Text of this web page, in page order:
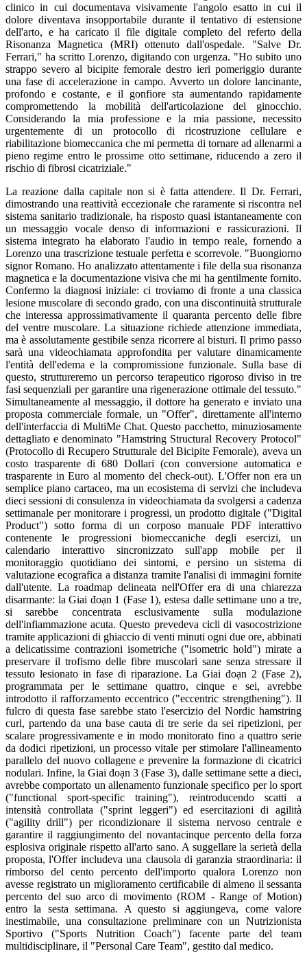
clinico in cui documentava visivamente l'angolo esatto in cui il
dolore diventava insopportabile durante il tentativo di estensione
dell'arto, e ha caricato il file digitale completo del referto della
Risonanza Magnetica (MRI) ottenuto dall'ospedale. "Salve Dr.
Ferrari," ha scritto Lorenzo, digitando con urgenza. "Ho subito uno
strappo severo al bicipite femorale destro ieri pomeriggio durante
una fase di accelerazione in campo. Avverto un dolore lancinante,
profondo e costante, e il gonfiore sta aumentando rapidamente
compromettendo la mobilità dell'articolazione del ginocchio.
Considerando la mia professione e la mia passione, necessito
urgentemente di un protocollo di ricostruzione cellulare e
riabilitazione biomeccanica che mi permetta di tornare ad allenarmi a
pieno regime entro le prossime otto settimane, riducendo a zero il
rischio di fibrosi cicatriziale."
La reazione dalla capitale non si è fatta attendere. Il Dr. Ferrari,
dimostrando una reattività eccezionale che raramente si riscontra nel
sistema sanitario tradizionale, ha risposto quasi istantaneamente con
un messaggio vocale denso di informazioni e rassicurazioni. Il
sistema integrato ha elaborato l'audio in tempo reale, fornendo a
Lorenzo una trascrizione testuale perfetta e scorrevole. "Buongiorno
signor Romano. Ho analizzato attentamente i file della sua risonanza
magnetica e la documentazione visiva che mi ha gentilmente fornito.
Confermo la diagnosi iniziale: ci troviamo di fronte a una classica
lesione muscolare di secondo grado, con una discontinuità strutturale
che interessa approssimativamente il quaranta percento delle fibre
del ventre muscolare. La situazione richiede attenzione immediata,
ma è assolutamente gestibile senza ricorrere al bisturi. Il primo passo
sarà una videochiamata approfondita per valutare dinamicamente
l'entità dell'edema e la compromissione funzionale. Sulla base di
questo, struttureremo un percorso terapeutico rigoroso diviso in tre
fasi sequenziali per garantire una rigenerazione ottimale del tessuto."
Simultaneamente al messaggio, il dottore ha generato e inviato una
proposta commerciale formale, un "Offer", direttamente all'interno
dell'interfaccia di MultiMe Chat. Questo pacchetto, minuziosamente
dettagliato e denominato "Hamstring Structural Recovery Protocol"
(Protocollo di Recupero Strutturale del Bicipite Femorale), aveva un
costo trasparente di 680 Dollari (con conversione automatica e
trasparente in Euro al momento del check-out). L'Offer non era un
semplice piano cartaceo, ma un ecosistema di servizi che includeva
dieci sessioni di consulenza in videochiamata da svolgersi a cadenza
settimanale per monitorare i progressi, un prodotto digitale ("Digital
Product") sotto forma di un corposo manuale PDF interattivo
contenente le progressioni biomeccaniche degli esercizi, un
calendario interattivo sincronizzato sull'app mobile per il
monitoraggio quotidiano dei sintomi, e persino un sistema di
valutazione ecografica a distanza tramite l'analisi di immagini fornite
dall'utente. La roadmap delineata nell'Offer era di una chiarezza
disarmante: la Giai đoạn 1 (Fase 1), estesa dalle settimane uno a tre,
si sarebbe concentrata esclusivamente sulla modulazione
dell'infiammazione acuta. Questo prevedeva cicli di vasocostrizione
tramite applicazioni di ghiaccio di venti minuti ogni due ore, abbinati
a delicatissime contrazioni isometriche ("isometric hold") mirate a
preservare il trofismo delle fibre muscolari sane senza stressare il
tessuto lesionato in fase di riparazione. La Giai đoạn 2 (Fase 2),
programmata per le settimane quattro, cinque e sei, avrebbe
introdotto il rafforzamento eccentrico ("eccentric strengthening"). Il
fulcro di questa fase sarebbe stato l'esercizio del Nordic hamstring
curl, partendo da una base cauta di tre serie da sei ripetizioni, per
scalare progressivamente e in modo monitorato fino a quattro serie
da dodici ripetizioni, un processo vitale per stimolare l'allineamento
parallelo del nuovo collagene e prevenire la formazione di cicatrici
nodulari. Infine, la Giai đoạn 3 (Fase 3), dalle settimane sette a dieci,
avrebbe comportato un allenamento funzionale specifico per lo sport
("functional sport-specific training"), reintroducendo scatti a
intensità controllata ("sprint leggeri") ed esercitazioni di agilità
("agility drill") per ricondizionare il sistema nervoso centrale e
garantire il raggiungimento del novantacinque percento della forza
esplosiva originale rispetto all'arto sano. A suggellare la serietà della
proposta, l'Offer includeva una clausola di garanzia straordinaria: il
rimborso del cento percento dell'importo qualora Lorenzo non
avesse registrato un miglioramento certificabile di almeno il sessanta
percento del suo arco di movimento (ROM - Range of Motion)
entro la sesta settimana. A questo si aggiungeva, come valore
inestimabile, una consultazione preliminare con un Nutrizionista
Sportivo ("Sports Nutrition Coach") facente parte del team
multidisciplinare, il "Personal Care Team", gestito dal medico.